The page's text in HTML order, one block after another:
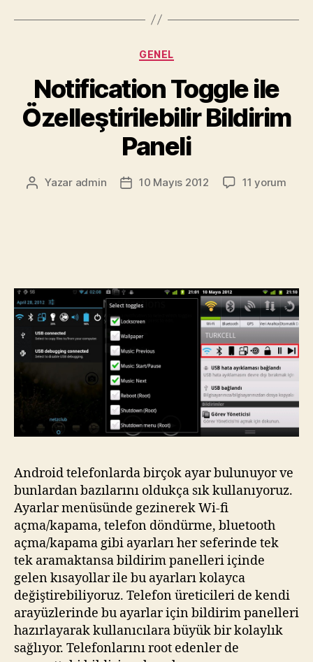
Android’de
Kategoriler
GENEL
Notification Toggle ile
Özelleştirilebilir Bildirim
Paneli
Yazının
Yazar admin
Yazı10 Mayıs 2012
Notification
11 yorum
Android telefonlarda birçok ayar bulunuyor ve
bunlardan bazılarını oldukça sık kullanıyoruz.
Ayarlar menüsünde gezinerek Wi-fi
açma/kapama, telefon döndürme, bluetooth
açma/kapama gibi ayarları her seferinde tek
tek aramaktansa bildirim panelleri içinde
gelen kısayollar ile bu ayarları kolayca
değiştirebiliyoruz. Telefon üreticileri de kendi
arayüzlerinde bu ayarlar için bildirim panelleri
hazırlayarak kullanıcılara büyük bir kolaylık
sağlıyor. Telefonlarını root edenler de